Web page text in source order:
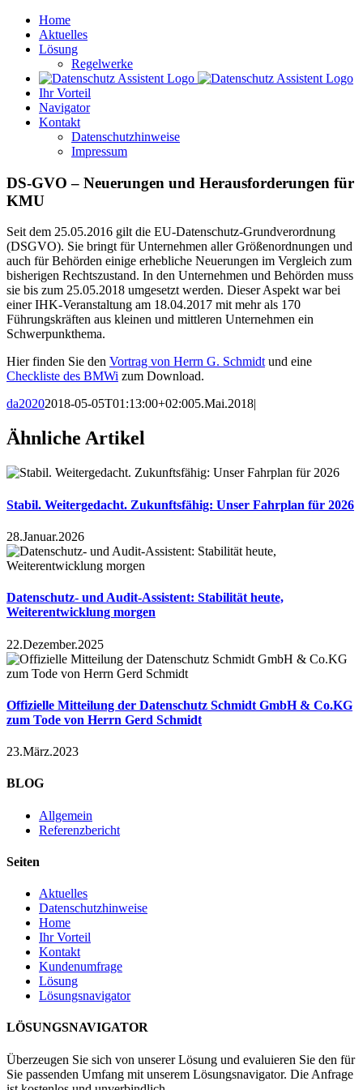
Skip
content
Home
Aktuelles
Lösung
Regelwerke
Ihr Vorteil
Navigator
Kontakt
Datenschutzhinweise
Impressum
DS-GVO – Neuerungen und Herausforderungen für
KMU
Seit dem 25.05.2016 gilt die EU-Datenschutz-Grundverordnung
(DSGVO). Sie bringt für Unternehmen aller Größenordnungen und
auch für Behörden einige erhebliche Neuerungen im Vergleich zum
bisherigen Rechtszustand. In den Unternehmen und Behörden muss
sie bis zum 25.05.2018 umgesetzt werden. Dieser Aspekt war bei
einer IHK-Veranstaltung am 18.04.2017 mit mehr als 170
Führungskräften aus kleinen und mittleren Unternehmen ein
Schwerpunkthema.
Hier finden Sie den Vortrag von Herrn G. Schmidtund eine
Checkliste des BMWi zum Download.
da20202018-05-05T01:13:00+02:005.Mai.2018|
Ähnliche Artikel
Stabil. Weitergedacht. Zukunftsfähig: Unser Fahrplan für 2026
28.Januar.2026
Datenschutz- und Audit-Assistent: Stabilität heute,
Weiterentwicklung morgen
22.Dezember.2025
Offizielle Mitteilung der Datenschutz Schmidt GmbH & Co.KG
zum Tode von Herrn Gerd Schmidt
23.März.2023
BLOG
Allgemein
Referenzbericht
Seiten
Aktuelles
Datenschutzhinweise
Home
Ihr Vorteil
Kontakt
Kundenumfrage
Lösung
Lösungsnavigator
LÖSUNGSNAVIGATOR
Überzeugen Sie sich von unserer Lösung und evaluieren Sie den für
Sie passenden Umfang mit unserem Lösungsnavigator. Die Anfrage